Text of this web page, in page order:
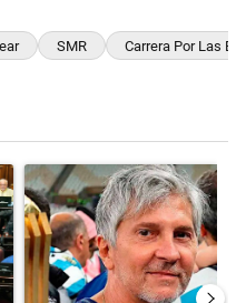
SMR Carrera Por Las
título "La Rosada busca
Un artículo de tendencia con